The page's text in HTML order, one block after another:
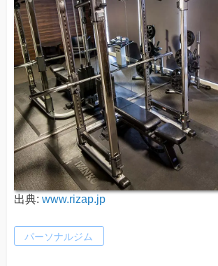
出典: www.rizap.jp
パーソナルジム